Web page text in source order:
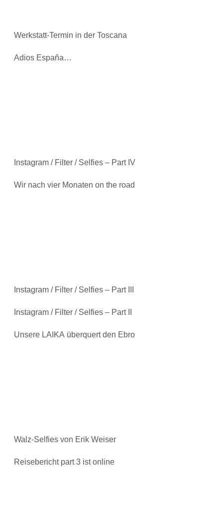
Werkstatt-Termin in der Toscana
Adios España…
Instagram / Filter / Selfies – Part IV
Wir nach vier Monaten on the road
Instagram / Filter / Selfies – Part III
Instagram / Filter / Selfies – Part II
Unsere LAIKA überquert den Ebro
Walz-Selfies von Erik Weiser
Reisebericht part 3 ist online